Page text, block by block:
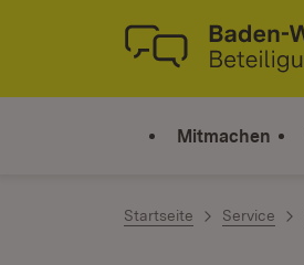
Zum Inhalt springen
Link zur Startseite
Mitmachen
Startseite Service